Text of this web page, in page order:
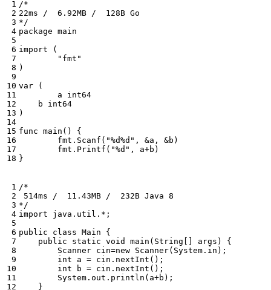
*/
package main
import
(
"fmt"
)
var
(
a
int64
b
int64
)
func main ()
{
fmt . Scanf ( "%d%d" , &a , &b )
fmt . Printf ( "%d" , a+b )
}
*/
import
java.util.* ;
public
class Main
{
public
static void main ( String args )
{
Scanner cin=new Scanner( System . in );
int
a = cin . nextInt ();
int
b = cin . nextInt ();
System . out . println ( a+b );
}